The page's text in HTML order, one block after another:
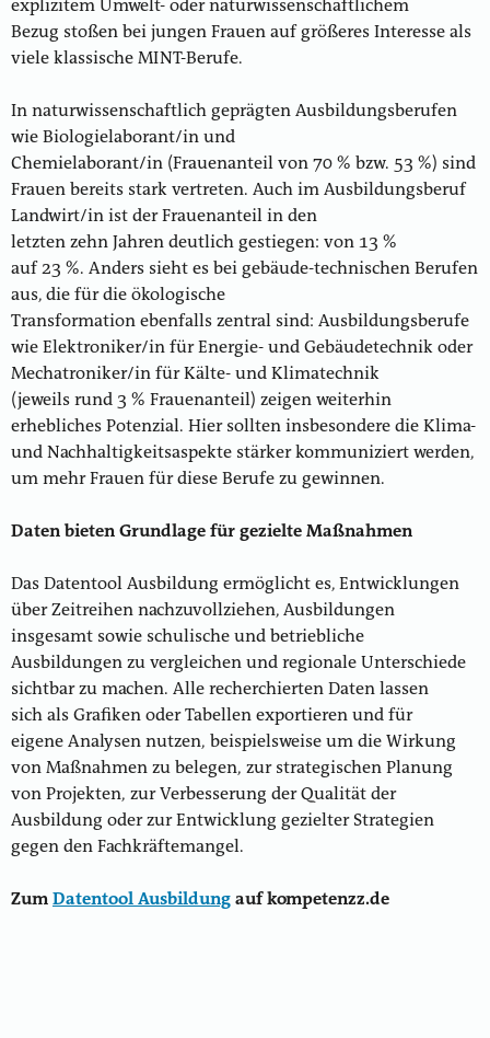
explizitem Umwelt- oder naturwissenschaftlichem
Bezug stoßen bei jungen Frauen auf größeres Interesse als
viele klassische MINT-Berufe.
In naturwissenschaftlich geprägten Ausbildungsberufen
wie Biologielaborant/in und
Chemielaborant/in (Frauenanteil von 70 % bzw. 53 %) sind
Frauen bereits stark vertreten. Auch im Ausbildungsberuf
Landwirt/in ist der Frauenanteil in den
letzten zehn Jahren deutlich gestiegen: von 13 %
auf 23 %. Anders sieht es bei gebäude-technischen Berufen
aus, die für die ökologische
Transformation ebenfalls zentral sind: Ausbildungsberufe
wie Elektroniker/in für Energie- und Gebäudetechnik oder
Mechatroniker/in für Kälte- und Klimatechnik
(jeweils rund 3 % Frauenanteil) zeigen weiterhin
erhebliches Potenzial. Hier sollten insbesondere die Klima-
und Nachhaltigkeitsaspekte stärker kommuniziert werden,
um mehr Frauen für diese Berufe zu gewinnen.
Daten bieten Grundlage für gezielte Maßnahmen
Das Datentool Ausbildung ermöglicht es, Entwicklungen
über Zeitreihen nachzuvollziehen, Ausbildungen
insgesamt sowie schulische und betriebliche
Ausbildungen zu vergleichen und regionale Unterschiede
sichtbar zu machen. Alle recherchierten Daten lassen
sich als Grafiken oder Tabellen exportieren und für
eigene Analysen nutzen, beispielsweise um die Wirkung
von Maßnahmen zu belegen, zur strategischen Planung
von Projekten, zur Verbesserung der Qualität der
Ausbildung oder zur Entwicklung gezielter Strategien
gegen den Fachkräftemangel.
Zum Datentool Ausbildung auf kompetenzz.de